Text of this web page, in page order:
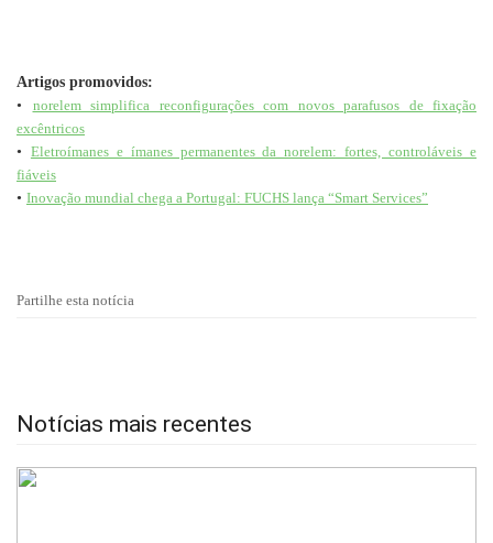
Artigos promovidos:
• norelem simplifica reconfigurações com novos parafusos de fixação
excêntricos
• Eletroímanes e ímanes permanentes da norelem: fortes, controláveis e
fiáveis
• Inovação mundial chega a Portugal: FUCHS lança “Smart Services”
Partilhe esta notícia
Notícias mais recentes